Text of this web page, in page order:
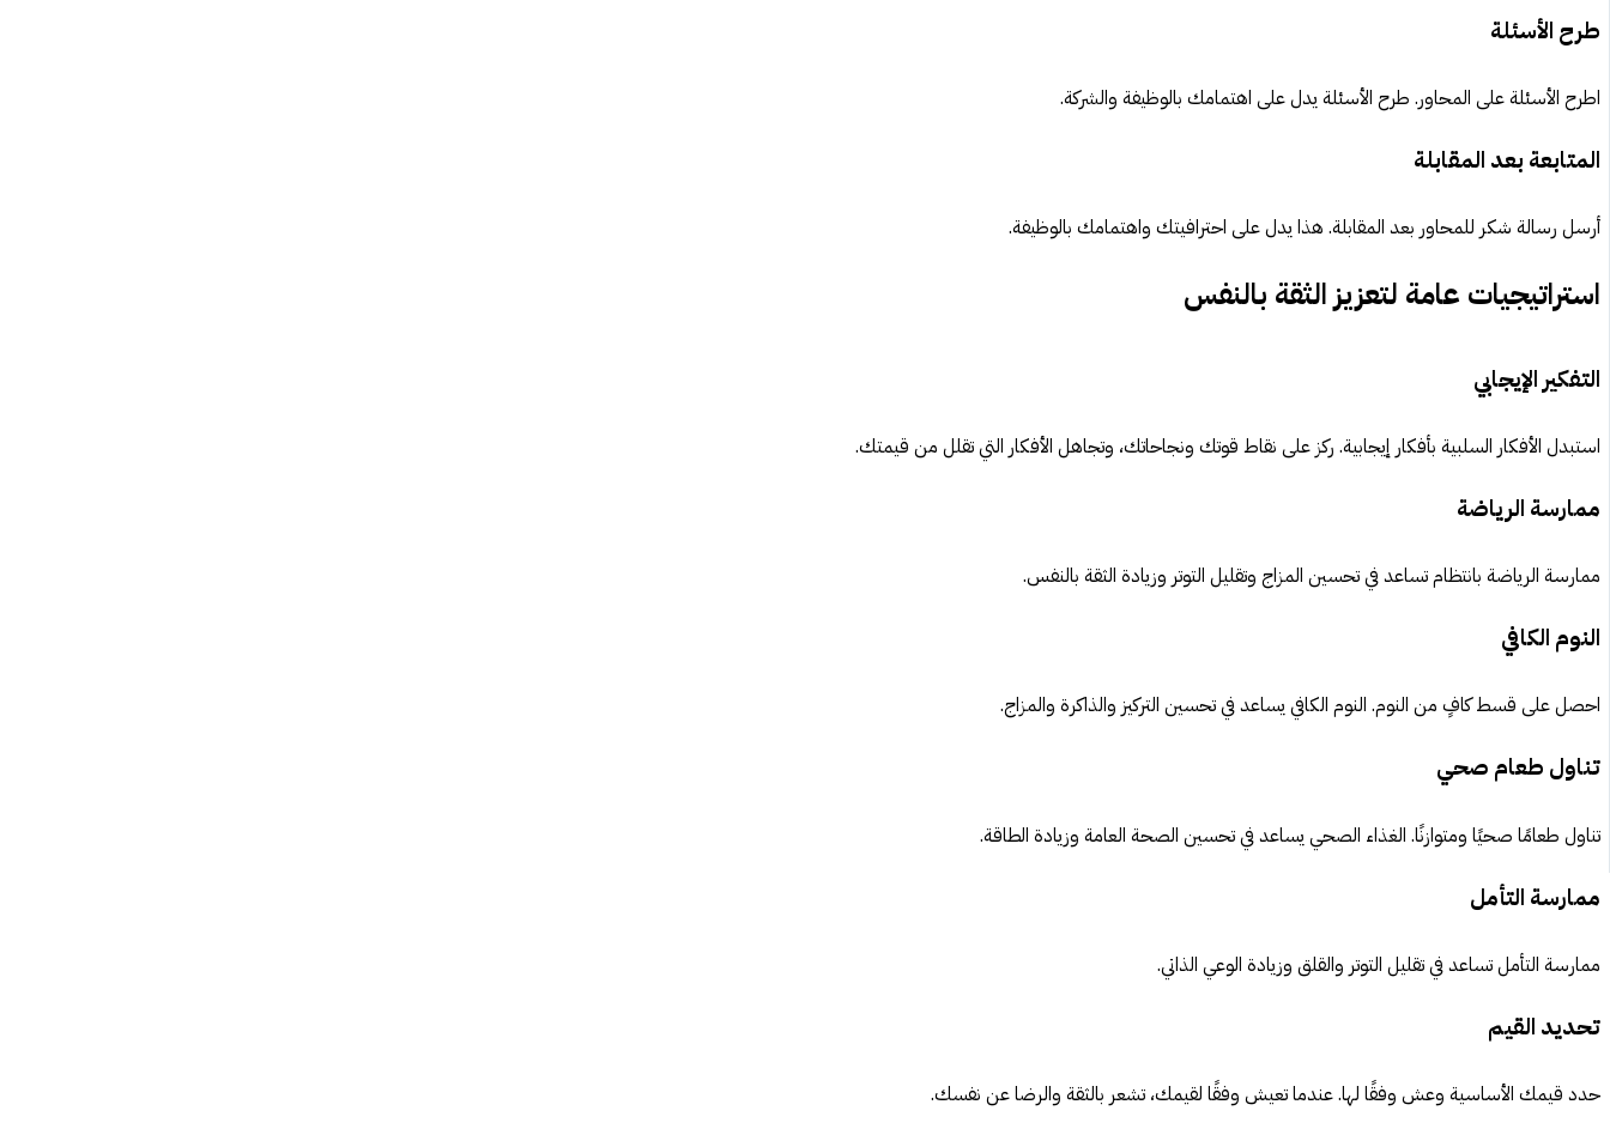
طرح الأسئلة
اطرح الأسئلة على المحاور. طرح الأسئلة يدل على اهتمامك بالوظيفة والشركة.
المتابعة بعد المقابلة
أرسل رسالة شكر للمحاور بعد المقابلة. هذا يدل على احترافيتك واهتمامك بالوظيفة.
استراتيجيات عامة لتعزيز الثقة بالنفس
التفكير الإيجابي
استبدل الأفكار السلبية بأفكار إيجابية. ركز على نقاط قوتك ونجاحاتك، وتجاهل الأفكار التي تقلل من قيمتك.
ممارسة الرياضة
ممارسة الرياضة بانتظام تساعد في تحسين المزاج وتقليل التوتر وزيادة الثقة بالنفس.
النوم الكافي
احصل على قسط كافٍ من النوم. النوم الكافي يساعد في تحسين التركيز والذاكرة والمزاج.
تناول طعام صحي
تناول طعامًا صحيًا ومتوازنًا. الغذاء الصحي يساعد في تحسين الصحة العامة وزيادة الطاقة.
ممارسة التأمل
ممارسة التأمل تساعد في تقليل التوتر والقلق وزيادة الوعي الذاتي.
تحديد القيم
حدد قيمك الأساسية وعش وفقًا لها. عندما تعيش وفقًا لقيمك، تشعر بالثقة والرضا عن نفسك.